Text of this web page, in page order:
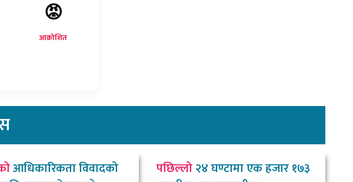
😡
आक्रोशित
आधिकारिकता विवादको
पछिल्लो२४ घण्टामा एक हजार १७३